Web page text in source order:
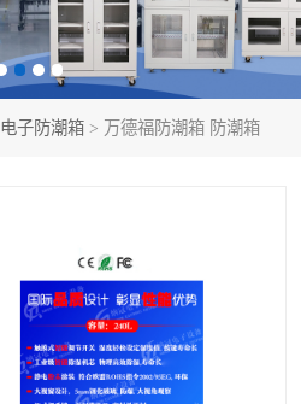
电子防潮箱 > 万德福防潮箱 防潮箱
干燥箱